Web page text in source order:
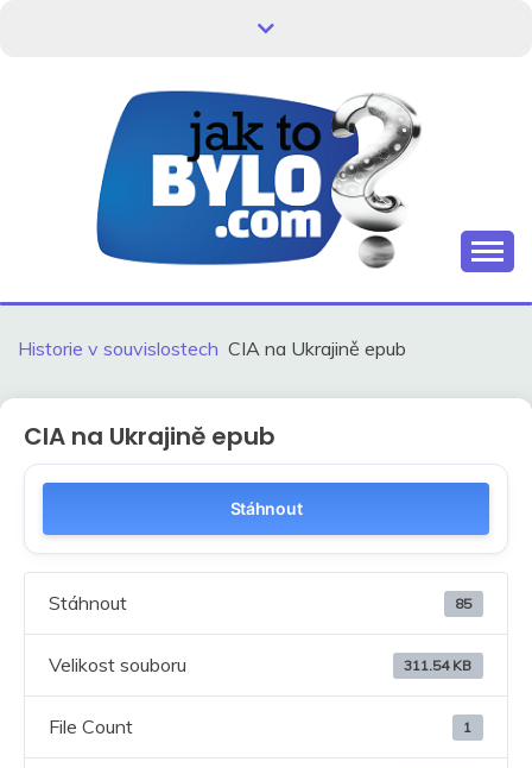
HISTORIE V
SOUVISLOSTECH
Historie v souvislostech CIA na Ukrajině epub
CIA na Ukrajině epub
Stáhnout
Stáhnout 85
Velikost souboru 311.54 KB
File Count 1